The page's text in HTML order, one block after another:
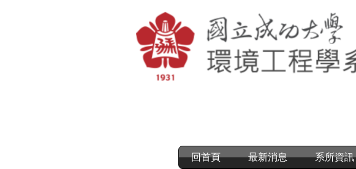
回首頁 最新消息 系所資訊